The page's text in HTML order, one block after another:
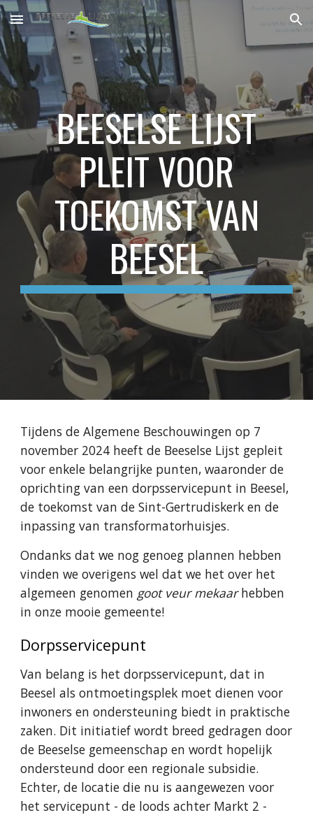
Skip to main content Skip to navigation
BEESELSE LIJST
PLEIT VOOR
TOEKOMST VAN
BEESEL
Tijdens de Algemene Beschouwingen op 7
november 2024 heeft de Beeselse Lijst gepleit
voor enkele belangrijke punten, waaronder de
oprichting van een dorpsservicepunt in Beesel,
de toekomst van de Sint-Gertrudiskerk en de
inpassing van transformatorhuisjes.
Ondanks dat we nog genoeg plannen hebben
vinden we overigens wel dat we het over het
algemeen genomen goot veur mekaarhebben
in onze mooie gemeente!
Dorpsservicepunt
Van belang is het dorpsservicepunt, dat in
Beesel als ontmoetingsplek moet dienen voor
inwoners en ondersteuning biedt in praktische
zaken. Dit initiatief wordt breed gedragen door
de Beeselse gemeenschap en wordt hopelijk
ondersteund door een regionale subsidie.
Echter, de locatie die nu is aangewezen voor
het servicepunt - de loods achter Markt 2 -